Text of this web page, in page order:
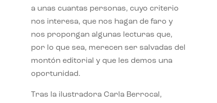
a unas cuantas personas, cuyo criterio
nos interesa, que nos hagan de faro y
nos propongan algunas lecturas que,
por lo que sea, merecen ser salvadas del
montón editorial y que les demos una
oportunidad.
Tras la ilustradora Carla Berrocal,